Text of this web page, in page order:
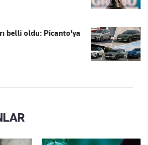
belli oldu: Picanto'ya